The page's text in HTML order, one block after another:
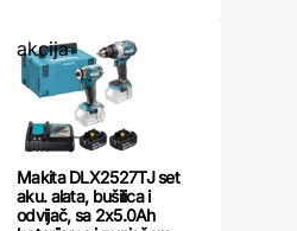
akcija
Makita DLX2527TJ set
aku. alata, bušilica i
odvijač, sa 2x5.0Ah